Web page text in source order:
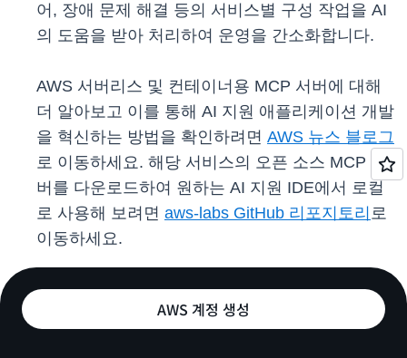
어, 장애 문제 해결 등의 서비스별 구성 작업을 AI
의 도움을 받아 처리하여 운영을 간소화합니다.
AWS 서버리스 및 컨테이너용 MCP 서버에 대해
더 알아보고 이를 통해 AI 지원 애플리케이션 개발
을 혁신하는 방법을 확인하려면 AWS 뉴스 블로그
로 이동하세요. 해당 서비스의 오픈 소스 MCP 서
버를 다운로드하여 원하는 AI 지원 IDE에서 로컬
로 사용해 보려면 aws-labs GitHub 리포지토리 로
이동하세요.
AWS 계정 생성